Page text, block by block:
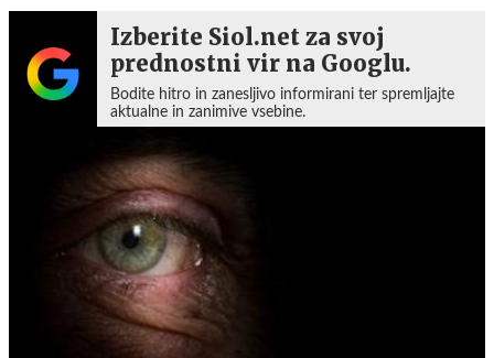
Izberite Siol.net za svoj
prednostni vir na Googlu.
Bodite hitro in zanesljivo informirani ter spremljajte
aktualne in zanimive vsebine.